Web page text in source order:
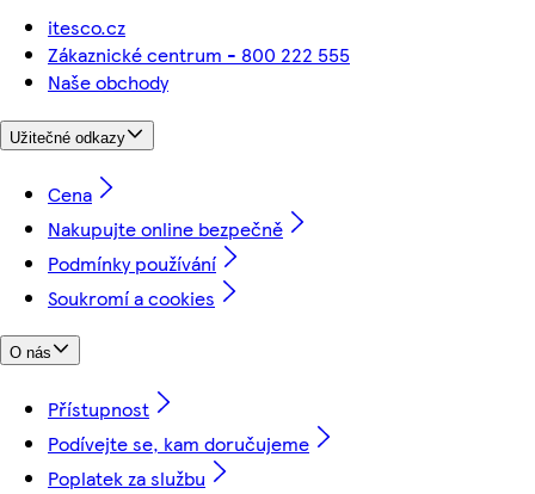
itesco.cz
Zákaznické centrum - 800 222 555
Naše obchody
Užitečné odkazy
Cena
Nakupujte online bezpečně
Podmínky používání
Soukromí a cookies
O nás
Přístupnost
Podívejte se, kam doručujeme
Poplatek za službu